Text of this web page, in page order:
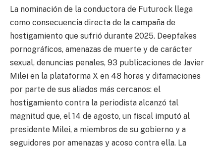
La nominación de la conductora de Futurock llega
como consecuencia directa de la campaña de
hostigamiento que sufrió durante 2025. Deepfakes
pornográficos, amenazas de muerte y de carácter
sexual, denuncias penales, 93 publicaciones de Javier
Milei en la plataforma X en 48 horas y difamaciones
por parte de sus aliados más cercanos: el
hostigamiento contra la periodista alcanzó tal
magnitud que, el 14 de agosto, un fiscal imputó al
presidente Milei, a miembros de su gobierno y a
seguidores por amenazas y acoso contra ella. La